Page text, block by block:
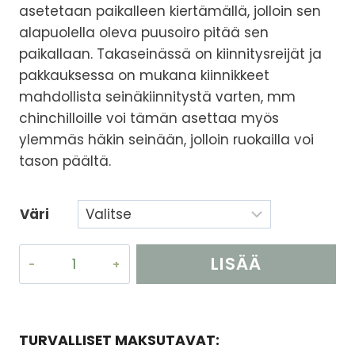
asetetaan paikalleen kiertämällä, jolloin sen
alapuolella oleva puusoiro pitää sen
paikallaan. Takaseinässä on kiinnitysreijät ja
pakkauksessa on mukana kiinnikkeet
mahdollista seinäkiinnitystä varten, mm
chinchilloille voi tämän asettaa myös
ylemmäs häkin seinään, jolloin ruokailla voi
tason päältä.
Väri
Heinäteline
LISÄÄ
TURVALLISET MAKSUTAVAT: